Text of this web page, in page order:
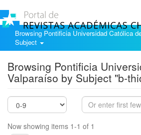
Browsing Pontificia Universidad Católica
Subject
Browsing Pontificia
Valparaíso by Subject "b-
Now showing items 1-1 of 1